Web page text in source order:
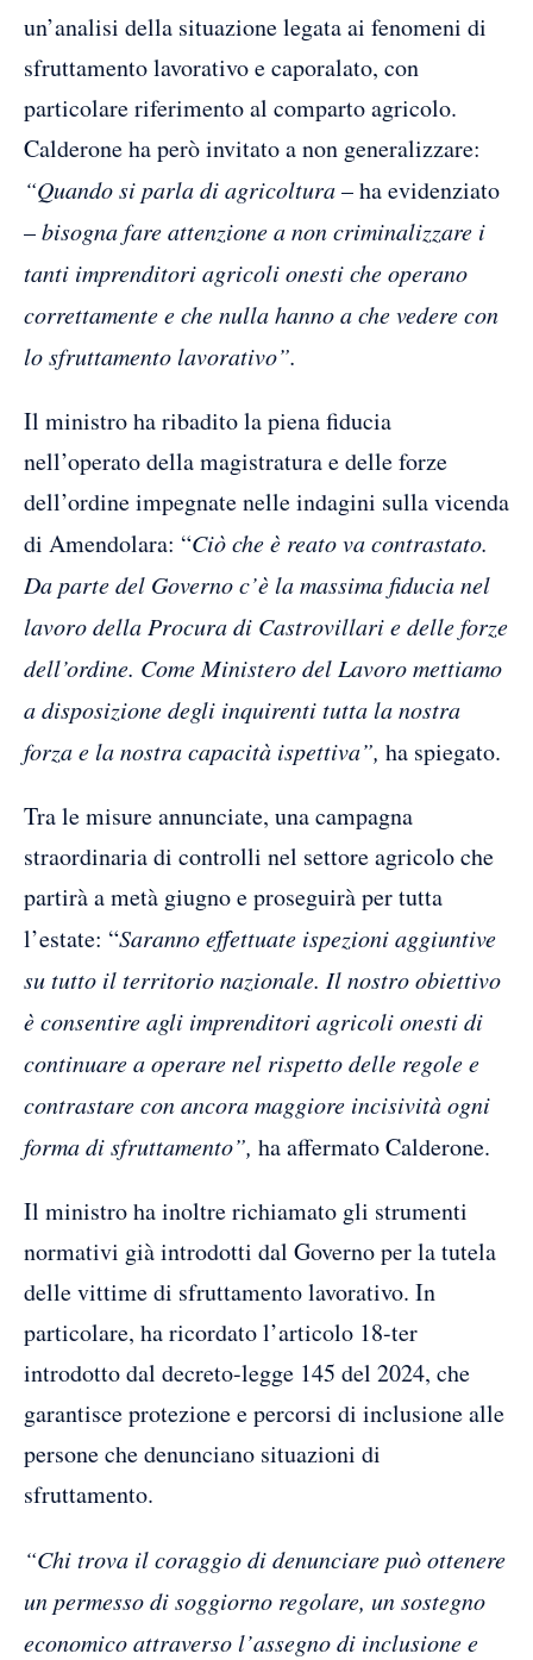
un’analisi della situazione legata ai fenomeni di
sfruttamento lavorativo e caporalato, con
particolare riferimento al comparto agricolo.
Calderone ha però invitato a non generalizzare:
“Quando si parla di agricoltura– ha evidenziato
–bisogna fare attenzione a non criminalizzare i
tanti imprenditori agricoli onesti che operano
correttamente e che nulla hanno a che vedere con
lo sfruttamento lavorativo”.
Il ministro ha ribadito la piena fiducia
nell’operato della magistratura e delle forze
dell’ordine impegnate nelle indagini sulla vicenda
di Amendolara: “Ciò che è reato va contrastato.
Da parte del Governo c’è la massima fiducia nel
lavoro della Procura di Castrovillari e delle forze
dell’ordine. Come Ministero del Lavoro mettiamo
a disposizione degli inquirenti tutta la nostra
forza e la nostra capacità ispettiva”, ha spiegato.
Tra le misure annunciate, una campagna
straordinaria di controlli nel settore agricolo che
partirà a metà giugno e proseguirà per tutta
l’estate: “Saranno effettuate ispezioni aggiuntive
su tutto il territorio nazionale. Il nostro obiettivo
è consentire agli imprenditori agricoli onesti di
continuare a operare nel rispetto delle regole e
contrastare con ancora maggiore incisività ogni
forma di sfruttamento”, ha affermato Calderone.
Il ministro ha inoltre richiamato gli strumenti
normativi già introdotti dal Governo per la tutela
delle vittime di sfruttamento lavorativo. In
particolare, ha ricordato l’articolo 18-ter
introdotto dal decreto-legge 145 del 2024, che
garantisce protezione e percorsi di inclusione alle
persone che denunciano situazioni di
sfruttamento.
“Chi trova il coraggio di denunciare può ottenere
un permesso di soggiorno regolare, un sostegno
economico attraverso l’assegno di inclusione e